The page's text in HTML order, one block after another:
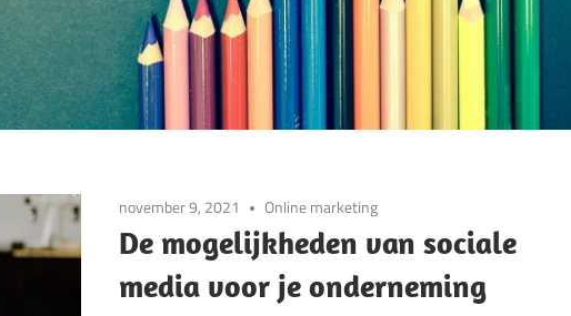
november 9, 2021 Online marketing
De mogelijkheden van sociale
media voor je onderneming